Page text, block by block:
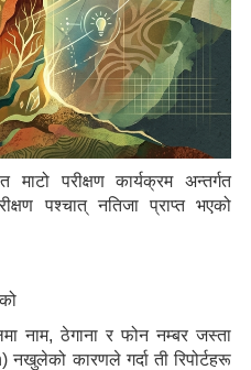
माटो परीक्षण कार्यक्रम अन्तर्गत
पश्चात् नतिजा प्राप्त भएको
नाम, ठेगाना र फोन नम्बर जस्ता
कारणले गर्दा ती रिपोर्टहरू